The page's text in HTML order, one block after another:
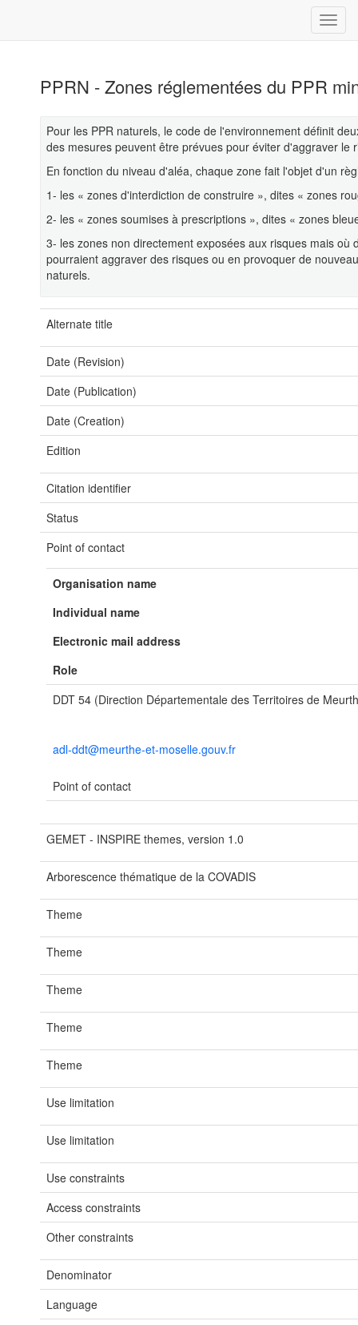
PPRN - Zones réglementées du PPR
Pour les PPR naturels, le code de l'environnement définit
des mesures peuvent être prévues pour éviter d'aggraver le
En fonction du niveau d'aléa, chaque zone fait l'objet d'un
1- les « zones d'interdiction de construire », dites « zones
2- les « zones soumises à prescriptions », dites « zones
3- les zones non directement exposées aux risques mais
pourraient aggraver des risques ou en provoquer de
naturels.
Alternate title
Date (Revision)
Date (Publication)
Date (Creation)
Edition
Citation identifier
Status
Point of contact
Organisation name
Individual name
Electronic mail address
Role
DDT 54 (Direction Départementale des Territoires de
adl-ddt@meurthe-et-moselle.gouv.fr
Point of contact
GEMET - INSPIRE themes, version 1.0
Arborescence thématique de la COVADIS
Theme
Theme
Theme
Theme
Theme
Use limitation
Use limitation
Use constraints
Access constraints
Other constraints
Denominator
Language